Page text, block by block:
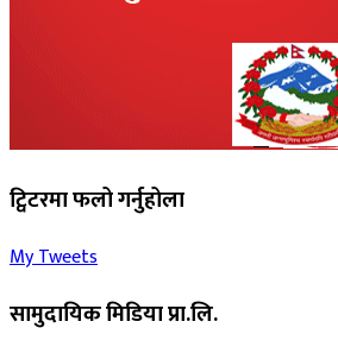
ट्विटरमा फलो गर्नुहोला
My Tweets
सामुदायिक मिडिया प्रा.लि.